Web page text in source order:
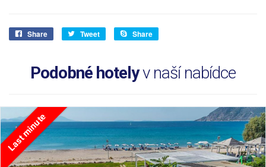
Share Tweet Share
Podobné hotelyv naší nabídce
Last minute